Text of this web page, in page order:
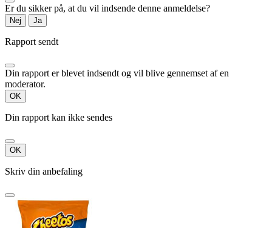
Er du sikker på, at du vil indsende denne anmeldelse?
Nej Ja
Rapport sendt
Din rapport er blevet indsendt og vil blive gennemset af en
moderator.
OK
Din rapport kan ikke sendes
OK
Skriv din anbefaling